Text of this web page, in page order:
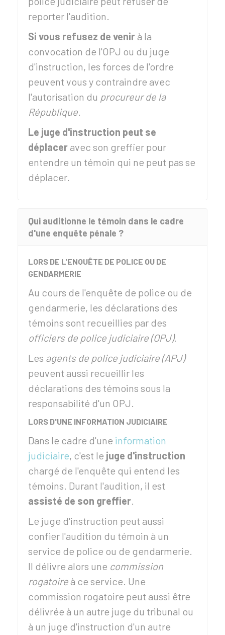
reporter l'audition.
Si vous refusez de venirà la
convocation de l'OPJ ou du juge
d'instruction, les forces de l'ordre
peuvent vous y contraindre avec
l'autorisation du procureur de la
République.
Le juge d'instruction peut se
déplaceravec son greffier pour
entendre un témoin qui ne peut pas se
déplacer.
Qui auditionne le témoin dans le cadre
d'une enquête pénale ?
LORS DE L'ENQUÊTE DE POLICE OU DE
GENDARMERIE
Au cours de l'enquête de police ou de
gendarmerie, les déclarations des
témoins sont recueillies par des
officiers de police judiciaire (OPJ).
Les agents de police judiciaire (APJ)
peuvent aussi recueillir les
déclarations des témoins sous la
responsabilité d'un OPJ.
LORS D'UNE INFORMATION JUDICIAIRE
Dans le cadre d'une information
judiciaire, c'est le juge d'instruction
chargé de l'enquête qui entend les
témoins. Durant l'audition, il est
assisté de son greffier.
Le juge d'instruction peut aussi
confier l'audition du témoin à un
service de police ou de gendarmerie.
Il délivre alors une commission
rogatoireà ce service. Une
commission rogatoire peut aussi être
délivrée à un autre juge du tribunal ou
à un juge d'instruction d'un autre